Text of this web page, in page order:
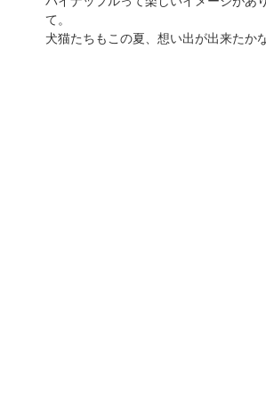
て。
犬猫たちもこの夏、想い出が出来たか